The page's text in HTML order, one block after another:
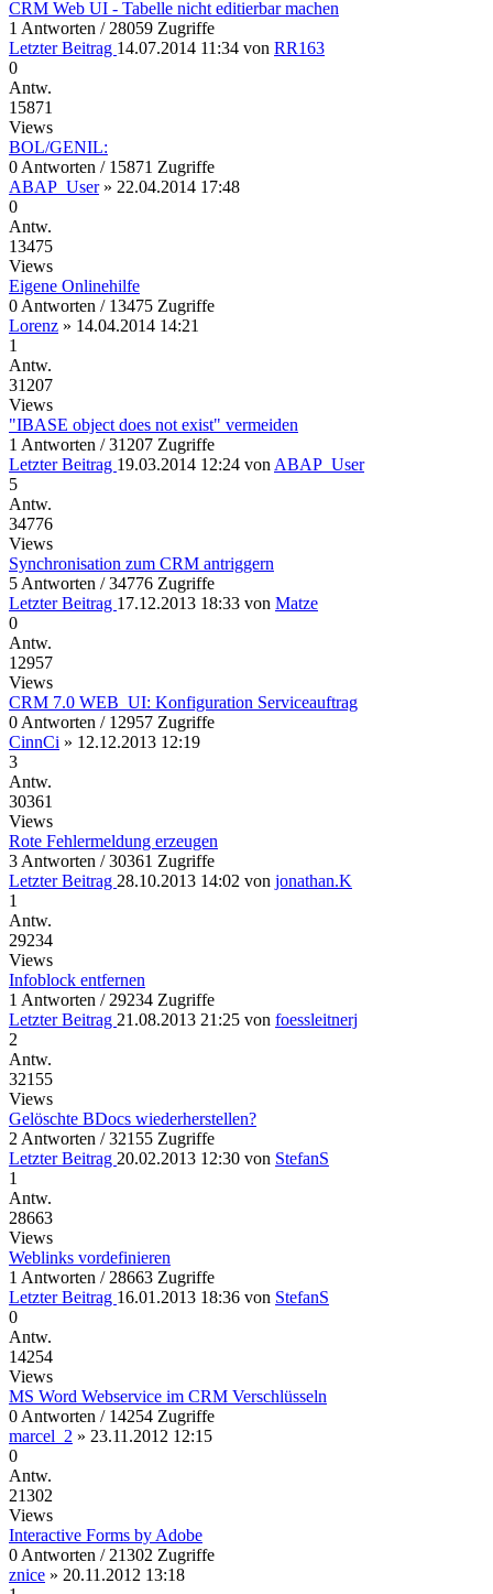
CRM Web UI - Tabelle nicht editierbar machen
1 Antworten / 28059 Zugriffe
Letzter Beitrag 14.07.2014 11:34 von RR163
0
Antw.
15871
Views
BOL/GENIL:
0 Antworten / 15871 Zugriffe
ABAP_User» 22.04.2014 17:48
0
Antw.
13475
Views
Eigene Onlinehilfe
0 Antworten / 13475 Zugriffe
Lorenz » 14.04.2014 14:21
1
Antw.
31207
Views
"IBASE object does not exist" vermeiden
1 Antworten / 31207 Zugriffe
Letzter Beitrag 19.03.2014 12:24 von ABAP_User
5
Antw.
34776
Views
Synchronisation zum CRM antriggern
5 Antworten / 34776 Zugriffe
Letzter Beitrag 17.12.2013 18:33 von Matze
0
Antw.
12957
Views
CRM 7.0 WEB_UI: Konfiguration Serviceauftrag
0 Antworten / 12957 Zugriffe
CinnCi » 12.12.2013 12:19
3
Antw.
30361
Views
Rote Fehlermeldung erzeugen
3 Antworten / 30361 Zugriffe
Letzter Beitrag 28.10.2013 14:02 von jonathan.K
1
Antw.
29234
Views
Infoblock entfernen
1 Antworten / 29234 Zugriffe
Letzter Beitrag 21.08.2013 21:25 von foessleitnerj
2
Antw.
32155
Views
Gelöschte BDocs wiederherstellen?
2 Antworten / 32155 Zugriffe
Letzter Beitrag 20.02.2013 12:30 von StefanS
1
Antw.
28663
Views
Weblinks vordefinieren
1 Antworten / 28663 Zugriffe
Letzter Beitrag 16.01.2013 18:36 von StefanS
0
Antw.
14254
Views
MS Word Webservice im CRM Verschlüsseln
0 Antworten / 14254 Zugriffe
marcel_2 » 23.11.2012 12:15
0
Antw.
21302
Views
Interactive Forms by Adobe
0 Antworten / 21302 Zugriffe
znice » 20.11.2012 13:18